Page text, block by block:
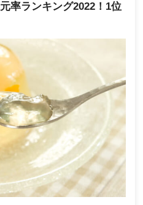
率ランキング2022！1位